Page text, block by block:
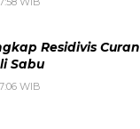
Residivis
Sabu
WIB